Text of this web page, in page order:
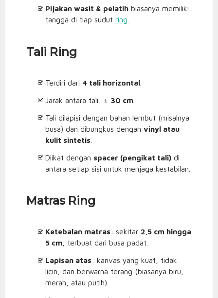
Pijakan wasit & pelatihbiasanya memiliki
tangga di tiap sudut ring.
Tali Ring
Terdiri dari 4 tali horizontal.
Jarak antara tali: ± 30 cm.
Tali dilapisi dengan bahan lembut (misalnya
busa) dan dibungkus dengan vinyl atau
kulit sintetis
Diikat dengan spacer (pengikat tali)di
antara setiap sisi untuk menjaga kestabilan.
Matras Ring
Ketebalan matras: sekitar 2,5 cm hingga
5 cm, terbuat dari busa padat.
Lapisan atas: kanvas yang kuat, tidak
licin, dan berwarna terang (biasanya biru,
merah, atau putih).